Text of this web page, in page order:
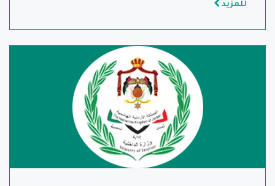
للمزيد